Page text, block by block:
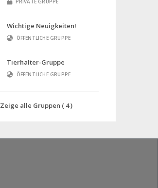
PRIVATE GRUPPE
Wichtige Neuigkeiten!
ÖFFENTLICHE GRUPPE
Tierhalter-Gruppe
ÖFFENTLICHE GRUPPE
Zeige alle Gruppen ( 4 )